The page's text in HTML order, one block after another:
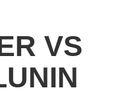
VS